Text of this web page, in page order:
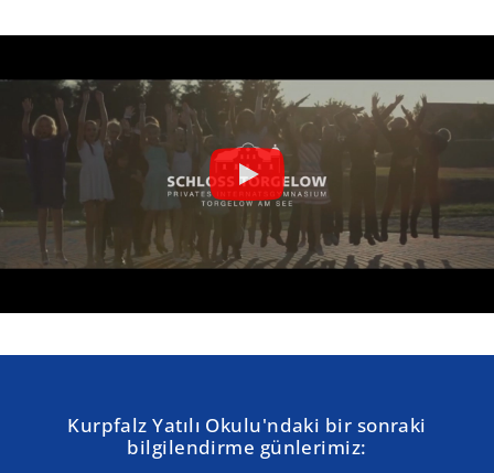
Kurpfalz Yatılı Okulu'ndaki bir sonraki
bilgilendirme günlerimiz: